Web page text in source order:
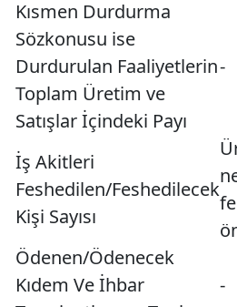
Kısmen Durdurma
Sözkonusu ise
Durdurulan Faaliyetlerin
Toplam Üretim ve
Satışlar İçindeki Payı
-
İş Akitleri
Feshedilen/Feshedilecek
Kişi Sayısı
Ödenen/Ödenecek
Kıdem Ve İhbar
-